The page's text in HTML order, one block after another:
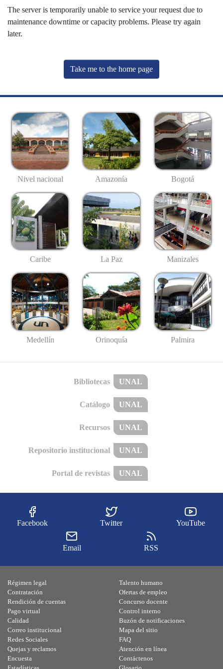
The server is temporarily unable to service your request due to
maintenance downtime or capacity problems. Please try again
later.
Take me to the home page
Nivel nacional Amazonía Bogotá
Caribe La Paz Manizales
Medellín Orinoquía Palmira
Bibliotecas UNAL
Catálogo UNAL
Recursos UNAL
Repositorio institucional UNAL
Portal de revistas UNAL
Facebook Twitter YouTube
Email RSS
Régimen legal
Contratación
Rendición de cuentas
Pago virtual
Calidad
Talento humano
Ofertas de empleo
Concurso docente
Control interno
Buzón de notificaciones
Correo institucional
Redes Sociales
Quejas y reclamos
Encuesta
Mapa del sitio
FAQ
Atención en línea
Contáctenos